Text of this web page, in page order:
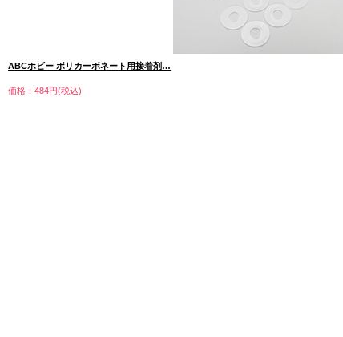
ABCホビー ポリカーボネート用接着剤…
価格：484円(税込)